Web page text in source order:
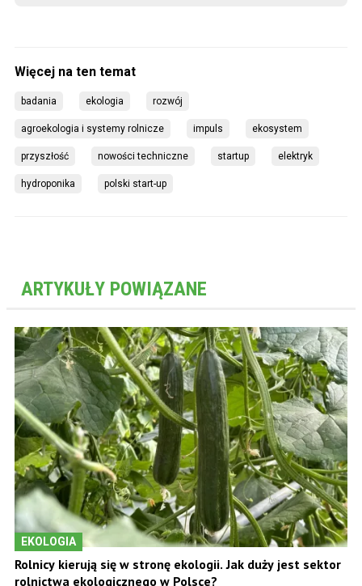
badania ekologia rozwój
agroekologia i systemy rolnicze impuls ekosystem
przyszłość nowości techniczne startup elektryk
hydroponika polski start-up
ARTYKUŁY POWIĄZANE
EKOLOGIA
Rolnicy kierują się w stronę ekologii. Jak duży jest sektor
rolnictwa ekologicznego w Polsce?